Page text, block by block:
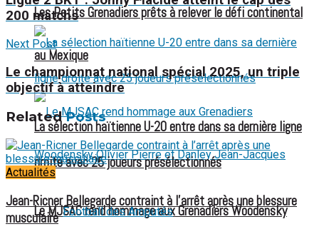
Les Petits Grenadiers prêts à relever le défi continental
au Mexique
Le MJSAC rend hommage aux Grenadiers Woodensky
La sélection haïtienne U-20 entre dans sa dernière ligne
droite avec 25 joueurs présélectionnés
Football des Amputés
200 matchs
Next Post
Le championnat national spécial 2025, un triple
objectif à atteindre
RelatedPosts
Actualités
Jean-Ricner Bellegarde contraint à l’arrêt après une blessure
musculaire